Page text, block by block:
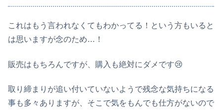
これはもう言われなくてもわかってる！という方もいると
は思いますが念のため…！
販売はもちろんですが、購入も絶対にダメです😢
取り締まりが追い付いていないようで残念な気持ちになる
事も多々ありますが、そこで気をもんでも仕方がないので